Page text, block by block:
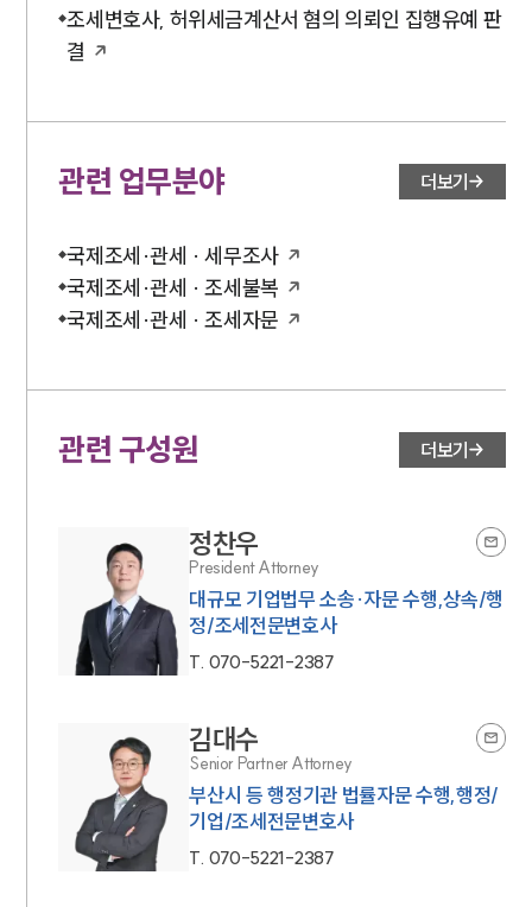
조세변호사, 허위세금계산서 혐의 의뢰인 집행유예 판
결
관련 업무분야 더보기
국제조세·관세 · 세무조사
국제조세·관세 · 조세불복
국제조세·관세 · 조세자문
관련 구성원 더보기
정찬우
President Attorney
대규모 기업법무 소송·자문 수행,상속/행
정/조세전문변호사
T. 070-5221-2387
김대수
Senior Partner Attorney
부산시 등 행정기관 법률자문 수행,행정/
기업/조세전문변호사
T. 070-5221-2387